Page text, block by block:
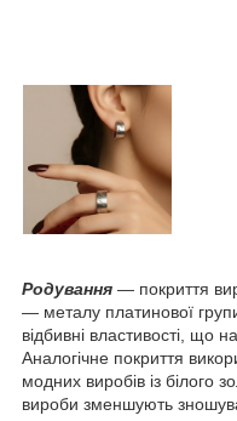
Родування — покриття
— металу платинової
відбивні властивості, що
Аналогічне покриття
модних виробів із білого
вироби зменшують